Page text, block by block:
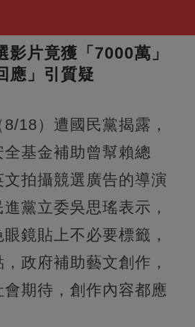
影片竟獲「7000萬」
應」引質疑
18）遭國民黨揭露，
基金補助曾幫賴總
拍攝競選廣告的導演
黨立委吳思瑤表示，
鏡貼上不必要標籤，
政府補助藝文創作，
期待，創作內容都應